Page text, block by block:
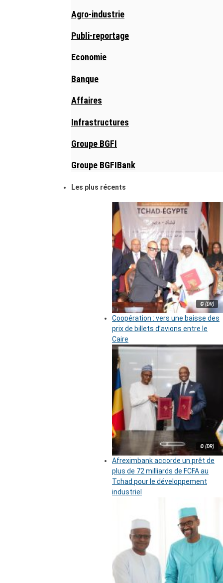
Agro-industrie
Publi-reportage
Economie
Banque
Affaires
Infrastructures
Groupe BGFI
Groupe BGFIBank
Les plus récents
© (DR)
Coopération : vers une baisse des
prix de billets d’avions entre le
Caire
© (DR)
Afreximbank accorde un prêt de
plus de 72 milliards de FCFA au
Tchad pour le développement
industriel